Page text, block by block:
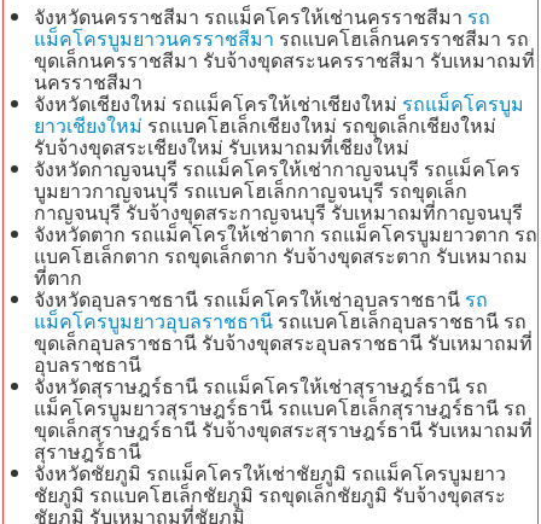
จังหวัดนครราชสีมา รถแม็คโครให้เช่านครราชสีมา รถ
แม็คโครบูมยาวนครราชสีมา รถแบคโฮเล็กนครราชสีมา รถ
ขุดเล็กนครราชสีมา รับจ้างขุดสระนครราชสีมา รับเหมาถมที่
นครราชสีมา
จังหวัดเชียงใหม่ รถแม็คโครให้เช่าเชียงใหม่ รถแม็คโครบูม
ยาวเชียงใหม่ รถแบคโฮเล็กเชียงใหม่ รถขุดเล็กเชียงใหม่
รับจ้างขุดสระเชียงใหม่ รับเหมาถมที่เชียงใหม่
จังหวัดกาญจนบุรี รถแม็คโครให้เช่ากาญจนบุรี รถแม็คโคร
บูมยาวกาญจนบุรี รถแบคโฮเล็กกาญจนบุรี รถขุดเล็ก
กาญจนบุรี รับจ้างขุดสระกาญจนบุรี รับเหมาถมที่กาญจนบุรี
จังหวัดตาก รถแม็คโครให้เช่าตาก รถแม็คโครบูมยาวตาก รถ
แบคโฮเล็กตาก รถขุดเล็กตาก รับจ้างขุดสระตาก รับเหมาถม
ที่ตาก
จังหวัดอุบลราชธานี รถแม็คโครให้เช่าอุบลราชธานี รถ
แม็คโครบูมยาวอุบลราชธานี รถแบคโฮเล็กอุบลราชธานี รถ
ขุดเล็กอุบลราชธานี รับจ้างขุดสระอุบลราชธานี รับเหมาถมที่
อุบลราชธานี
จังหวัดสุราษฎร์ธานี รถแม็คโครให้เช่าสุราษฎร์ธานี รถ
แม็คโครบูมยาวสุราษฎร์ธานี รถแบคโฮเล็กสุราษฎร์ธานี รถ
ขุดเล็กสุราษฎร์ธานี รับจ้างขุดสระสุราษฎร์ธานี รับเหมาถมที่
สุราษฎร์ธานี
จังหวัดชัยภูมิ รถแม็คโครให้เช่าชัยภูมิ รถแม็คโครบูมยาว
ชัยภูมิ รถแบคโฮเล็กชัยภูมิ รถขุดเล็กชัยภูมิ รับจ้างขุดสระ
ชัยภูมิ รับเหมาถมที่ชัยภูมิ